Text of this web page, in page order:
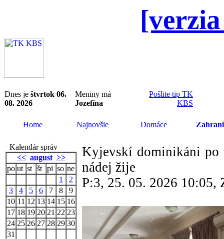
Dnes je štvrtok 06.
08. 2026
Meniny má
Jozefína
Pošlite tip TK
KBS
Home Najnovšie Domáce
Kalendár správ
<< august >>
po ut st št pi so ne
1
2
3
4 5 6 7 8
9
10 11 12 13 14 15 16
17 18 19 20 21 22 23
24 25 26 27 28 29 30
31
Kyjevskí dominikáni po
nádej žije
P:3, 25. 05. 2026 10:05,